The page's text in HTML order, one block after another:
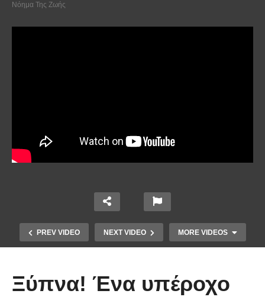
Νόημα Της Ζωής
PREV VIDEO NEXT VIDEO MORE VIDEOS
Ξύπνα! Ένα υπέροχο